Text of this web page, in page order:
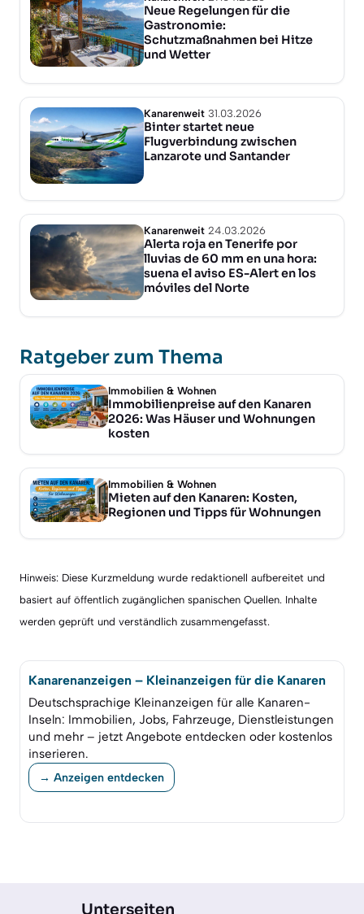
Neue Regelungen für die
Gastronomie:
Schutzmaßnahmen bei Hitze
und Wetter
Kanarenweit 31.03.2026
Binter startet neue
Flugverbindung zwischen
Lanzarote und Santander
Kanarenweit 24.03.2026
Alerta roja en Tenerife por
lluvias de 60 mm en una hora:
suena el aviso ES-Alert en los
móviles del Norte
Ratgeber zum Thema
Immobilien & Wohnen
Immobilienpreise auf den Kanaren
2026: Was Häuser und Wohnungen
kosten
Immobilien & Wohnen
Mieten auf den Kanaren: Kosten,
Regionen und Tipps für Wohnungen
Hinweis: Diese Kurzmeldung wurde redaktionell aufbereitet und
basiert auf öffentlich zugänglichen spanischen Quellen. Inhalte
werden geprüft und verständlich zusammengefasst.
Kanarenanzeigen – Kleinanzeigen für die Kanaren
Deutschsprachige Kleinanzeigen für alle Kanaren-
Inseln: Immobilien, Jobs, Fahrzeuge, Dienstleistungen
und mehr – jetzt Angebote entdecken oder kostenlos
inserieren.
→ Anzeigen entdecken